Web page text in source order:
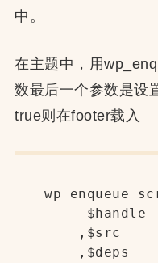
中。
在主题中，用
数最后一个参数是设
true则在footer载入
     $handle
    ,$src
    ,$deps